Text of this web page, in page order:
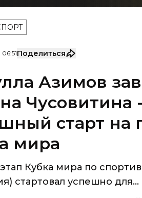
Азимов
Чусовитина -
старт на
мира
Кубка мира по
стартовал успешно для...
Кубка мира по
стартовал успешно для